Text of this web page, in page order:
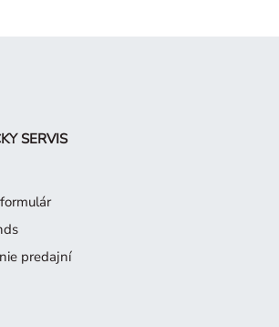
SERVIS
predajní